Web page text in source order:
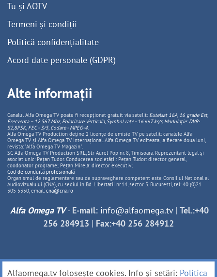
Tu și AOTV
Termeni și condiții
Politică confidențialitate
Acord date personale (GDPR)
Alte informații
Canalul Alfa Omega TV poate fi recepționat gratuit via satelit: Eutelsat 16A, 16 grade Est,
Frecventa – 12.567 Mhz, PolarizareVerticală, Symbol rate - 16.667 ks/s, Modulație: DVB-
S2,8PSK, FEC - 3/5, Codare - MPEG-4.
Alfa Omega TV Production deține 2 licențe de emisie TV pe satelit: canalele Alfa
Omega TV și Alfa Omega TV Internațional. Alfa Omega TV editeaza, la fiecare doua luni,
revista: "Alfa Omega TV Magazin".
SC Alfa Omega TV Production SRL, Str Aurel Pop nr. 8, Timisoara. Reprezentant legal și
asociat unic: Pețan Tudor. Conducerea societății: Pețan Tudor: director general,
coodonator programe; Pețan Mirela: director executiv;
Cod de conduită profesională
Organismul de reglementare sau de supraveghere competent este Consiliul National al
Audiovizualului (CNA), cu sediul in Bd. Libertatii nr.14, sector 5, Bucuresti, tel: 40 (0)21
305 5350, email: cna@cna.ro
Alfa Omega TV- E-mail: info@alfaomega.tv| Tel.:+40
256 284913 | Fax:+40 256 284912
Alfaomega.tv folosește cookies. Info și setări: Politica